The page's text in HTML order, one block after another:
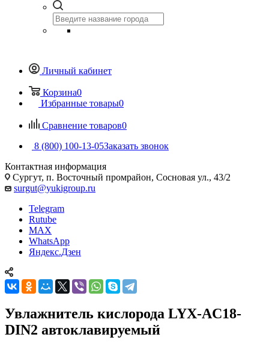
Личный кабинет
Корзина0
Избранные товары0
Сравнение товаров0
8 (800) 100-13-05Заказать звонок
Контактная информация
Сургут, п. Восточный промрайон, Сосновая ул., 43/2
surgut@yukigroup.ru
Telegram
Rutube
MAX
WhatsApp
Яндекс.Дзен
Увлажнитель кислорода LYX-AC18-
DIN2 автоклавируемый